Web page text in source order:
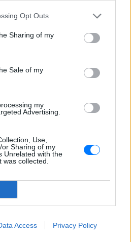
Opt Outs
Sharing of my
Sale of my
my
Advertising.
Use,
Sharing of my
Unrelated with the
collected.
Access Privacy Policy
Radio.gr στο
Google News
νέα, μπείτε στην ροή
Radio.gr και στο Instagram